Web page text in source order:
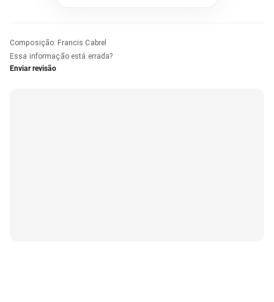
Composição: Francis Cabrel
Essa informação está errada?
Enviar revisão